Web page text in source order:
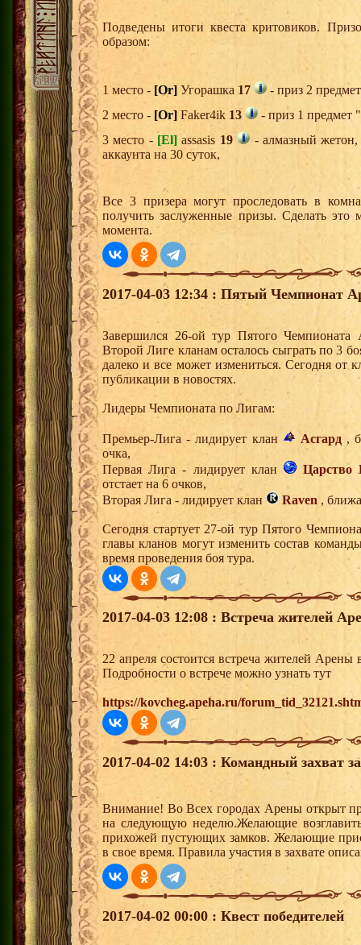
Подведены итоги квеста критовиков.
образом:
1 место - [Or] Угорашка 17
- приз 2
2 место - [Or] Faker4ik 13
- приз 1 предмет
3 место - [El] assasis 19
- алмазный
аккаунта на 30 суток,
Все 3 призера могут проследовать в
получить заслуженные призы. Сделать
момента.
2017-04-03 12:34 : Пятый Чемпионат
Завершился 26-ой тур Пятого
Второй Лиге кланам осталось сыграть по 3
далеко и все может измениться. Сегодня от
публикации в новостях.
Лидеры Чемпионата по Лигам:
Премьер-Лига - лидирует клан Асгард,
очка,
Первая Лига - лидирует клан
Царство
отстает на 6 очков,
Вторая Лига - лидирует клан
Raven ,
Сегодня стартует 27-ой тур Пятого
главы кланов могут изменить состав
время проведения боя тура.
2017-04-03 12:08 : Встреча жителей
22 апреля состоится встреча жителей
Подробности о встрече можно узнать тут
https://kovcheg.apeha.ru/
2017-04-02 14:03 : Командный захват
Внимание! Во Всех городах Арены открыт
на следующую неделю.Желающие
прихожей пустующих замков. Желающие
в свое время. Правила участия в захвате
2017-04-02 00:00 : Квест победителей